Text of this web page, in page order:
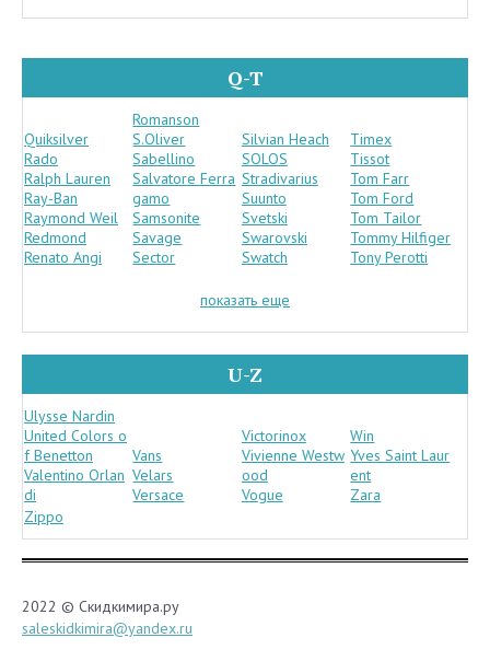
Q-T
Quiksilver
Rado
Ralph Lauren
Ray-Ban
Raymond Weil
Redmond
Renato Angi
Romanson
S.Oliver
Sabellino
Salvatore Ferra
gamo
Samsonite
Savage
Sector
Silvian Heach
SOLOS
Stradivarius
Suunto
Svetski
Swarovski
Swatch
Timex
Tissot
Tom Farr
Tom Ford
Tom Tailor
Tommy Hilfiger
Tony Perotti
показать еще
U-Z
Ulysse Nardin
United Colors o
f Benetton
Valentino Orlan
di
Vans
Velars
Versace
Victorinox
Vivienne Westw
ood
Vogue
Win
Yves Saint Laur
ent
Zara
Zippo
2022 © Скидкимира.ру
saleskidkimira@yandex.ru